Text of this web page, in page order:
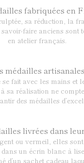
fabriquées en
sa réduction, la
faire anciens sont
en atelier français.
médailles
se fait avec les mains et
sa réalisation ne
des médailles
livrées dans
ou vermeil, elles sont
dans un écrin blanc à
d’un sachet cadeau